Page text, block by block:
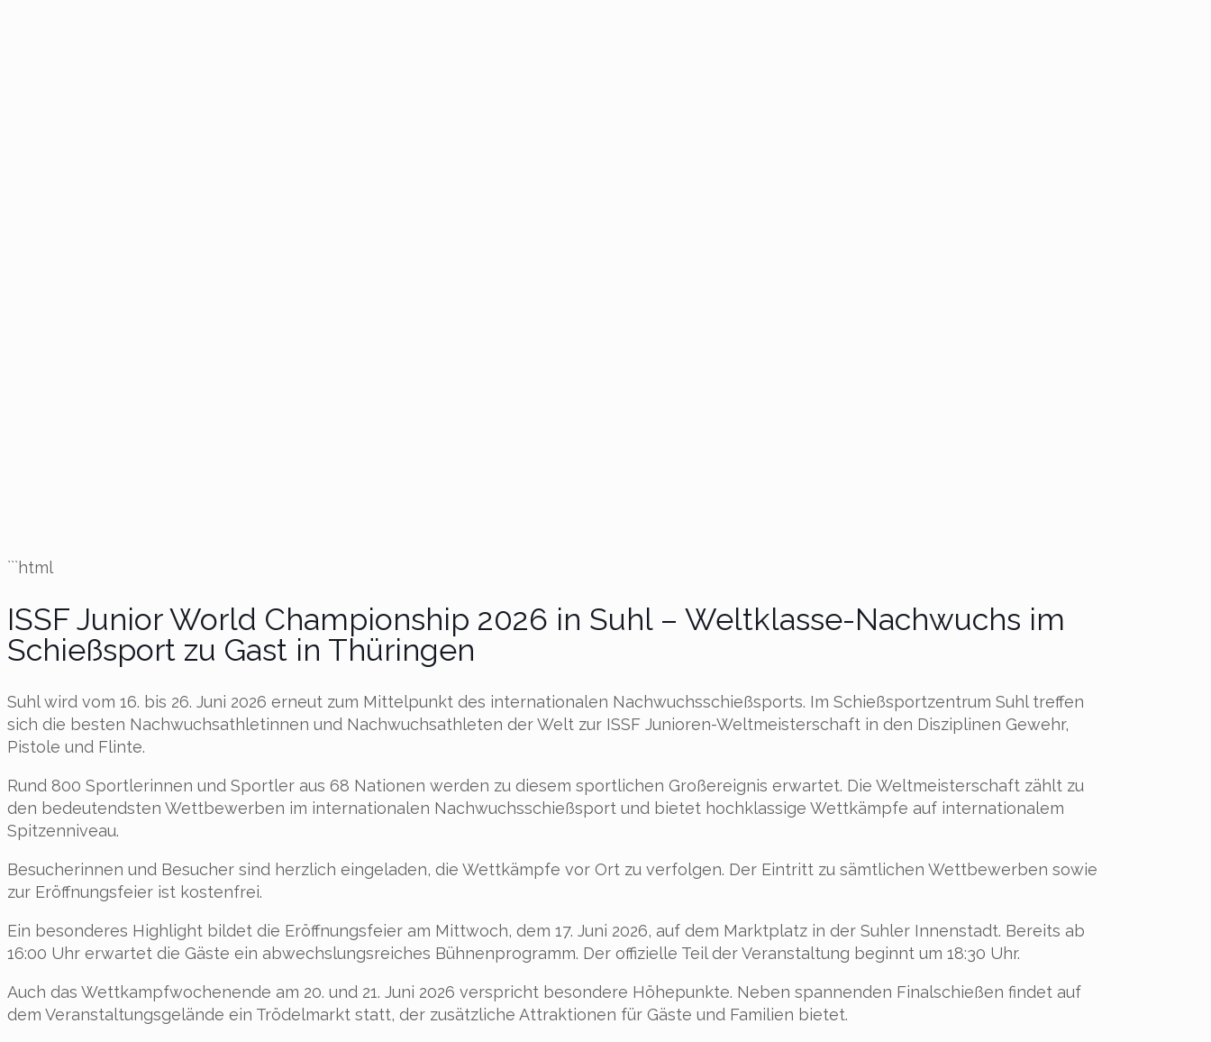
```html
ISSF Junior World Championship 2026 in Suhl – Weltklasse-Nachwuchs im
Schießsport zu Gast in Thüringen
Suhl wird vom 16. bis 26. Juni 2026 erneut zum Mittelpunkt des internationalen Nachwuchsschießsports. Im Schießsportzentrum Suhl treffen
sich die besten Nachwuchsathletinnen und Nachwuchsathleten der Welt zur ISSF Junioren-Weltmeisterschaft in den Disziplinen Gewehr,
Pistole und Flinte.
Rund 800 Sportlerinnen und Sportler aus 68 Nationen werden zu diesem sportlichen Großereignis erwartet. Die Weltmeisterschaft zählt zu
den bedeutendsten Wettbewerben im internationalen Nachwuchsschießsport und bietet hochklassige Wettkämpfe auf internationalem
Spitzenniveau.
Besucherinnen und Besucher sind herzlich eingeladen, die Wettkämpfe vor Ort zu verfolgen. Der Eintritt zu sämtlichen Wettbewerben sowie
zur Eröffnungsfeier ist kostenfrei.
Ein besonderes Highlight bildet die Eröffnungsfeier am Mittwoch, dem 17. Juni 2026, auf dem Marktplatz in der Suhler Innenstadt. Bereits ab
16:00 Uhr erwartet die Gäste ein abwechslungsreiches Bühnenprogramm. Der offizielle Teil der Veranstaltung beginnt um 18:30 Uhr.
Auch das Wettkampfwochenende am 20. und 21. Juni 2026 verspricht besondere Höhepunkte. Neben spannenden Finalschießen findet auf
dem Veranstaltungsgelände ein Trödelmarkt statt, der zusätzliche Attraktionen für Gäste und Familien bietet.